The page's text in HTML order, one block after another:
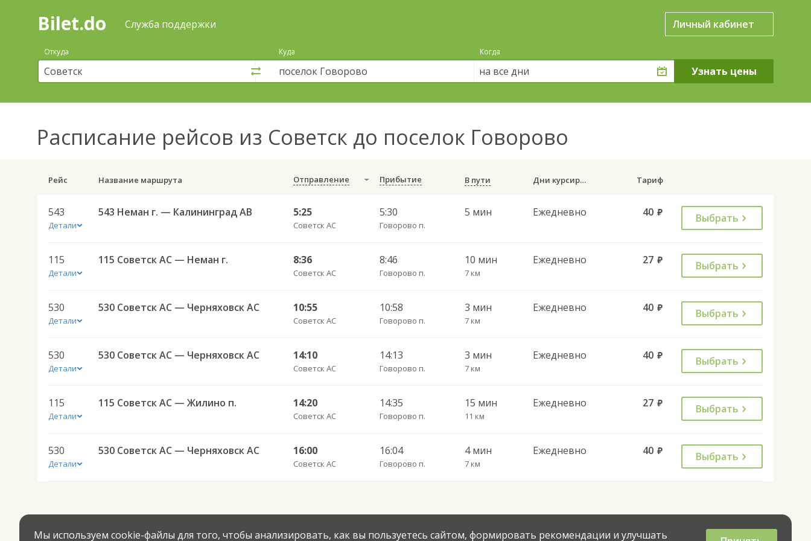
Поиск
покупка
билетов
автобус
онлайн
Bilet.do Служба поддержки Личный кабинет
Откуда Куда Когда
на все дни
Расписание рейсов из Советск до поселок Говорово
Рейс Название маршрута Отправление Прибытие В пути Дни курсирования Тариф
543
Детали
543 Неман г. — Калининград АВ 5:25
Советск АС
5:30
Говорово п.
5 мин Ежедневно 40 руб. Выбрать
115
Детали
115 Советск АС — Неман г. 8:36
Советск АС
8:46
Говорово п.
10 мин
7 км
Ежедневно 27 руб. Выбрать
530
Детали
530 Советск АС — Черняховск АС 10:55
Советск АС
10:58
Говорово п.
3 мин
7 км
Ежедневно 40 руб. Выбрать
530
Детали
530 Советск АС — Черняховск АС 14:10
Советск АС
14:13
Говорово п.
3 мин
7 км
Ежедневно 40 руб. Выбрать
115
Детали
115 Советск АС — Жилино п. 14:20
Советск АС
14:35
Говорово п.
15 мин
11 км
Ежедневно 27 руб. Выбрать
530
Детали
530 Советск АС — Черняховск АС 16:00
Советск АС
16:04
Говорово п.
4 мин
7 км
Ежедневно 40 руб. Выбрать
Мы используем cookie-файлы для того, чтобы анализировать, как вы пользуетесь сайтом, формировать рекомендации и улучшать